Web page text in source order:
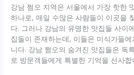
강남 쩜오 지역은 서울에서 가장 핫한
하나로, 매일 수많은 사람들이 이곳을
다. 그러나 강남의 유명한 맛집들 사이
집들이 존재하는데, 이들은 미식가들
니다. 강남 쩜오의 숨겨진 맛집들은 독
로 방문객들에게 특별한 기억을 선사합